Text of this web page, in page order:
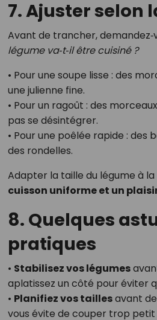
7. Ajuster selon
Avant de trancher,
légume va‑t‑il être cuisiné ?
• Pour une soupe lisse : des
une julienne fine.
• Pour un ragoût : des morceaux
pas se désintégrer.
• Pour une poêlée rapide : des
des rondelles.
Adapter la taille du légume à
cuisson uniforme et un
8. Quelques
pratiques
• Stabilisez vos légumes
aplatissez un côté pour éviter
• Planifiez vos taillesavant
vous évite de couper trop